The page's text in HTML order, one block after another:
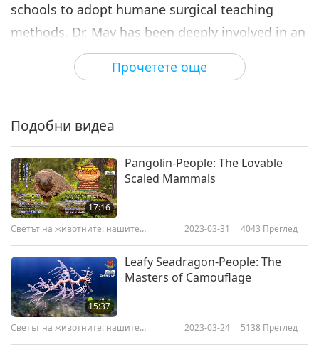
Прочетете още
schools to adopt humane surgical teaching
methods. Dr. May has been deeply involved in an
initiative to bring vegan dog food to Los Angeles
city animal shelters.
Подобни видеа
17:16
Pangolin-People: The Lovable
Scaled Mammals
Светът на животните: нашите
2023-03-31 4043 Преглед
15:37
Leafy Seadragon-People: The
Masters of Camouflage
Светът на животните: нашите
2023-03-24 5138 Преглед